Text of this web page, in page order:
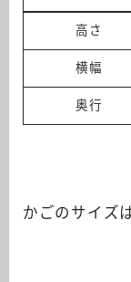
高さ
横幅
奥行
かごのサイズ